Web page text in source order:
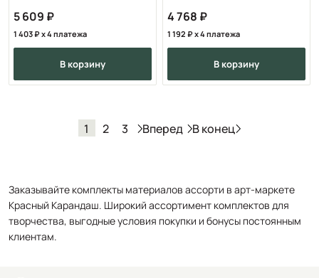
5 609
1 403 x 4 платежа
в корзину
4 768
1 192 x 4 платежа
в корзину
1 2 3 Вперед В конец
Заказывайте комплекты материалов ассорти в арт-маркете
Красный Карандаш. Широкий ассортимент комплектов для
творчества, выгодные условия покупки и бонусы постоянным
клиентам.